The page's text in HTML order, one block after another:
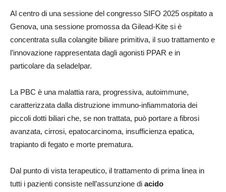
Al centro di una sessione del congresso SIFO 2025 ospitato a
Genova, una sessione promossa da Gilead-Kite si è
concentrata sulla colangite biliare primitiva, il suo trattamento e
l’innovazione rappresentata dagli agonisti PPAR e in
particolare da seladelpar.
La PBC è una malattia rara, progressiva, autoimmune,
caratterizzata dalla distruzione immuno-infiammatoria dei
piccoli dotti biliari che, se non trattata, può portare a fibrosi
avanzata, cirrosi, epatocarcinoma, insufficienza epatica,
trapianto di fegato e morte prematura.
Dal punto di vista terapeutico, il trattamento di prima linea in
tutti i pazienti consiste nell’assunzione di acido